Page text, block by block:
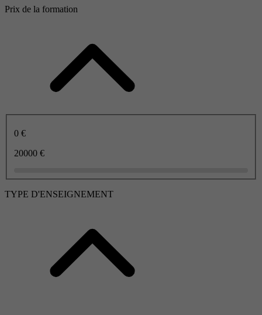
Prix de la formation
0 €
20000 €
TYPE D'ENSEIGNEMENT